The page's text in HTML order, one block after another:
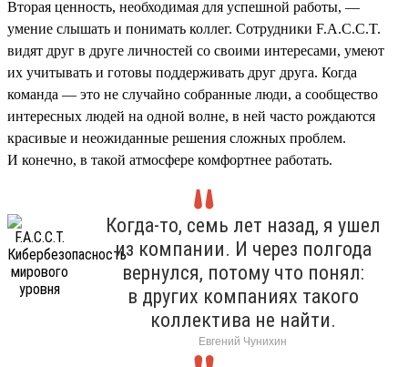
Вторая ценность, необходимая для успешной работы, —
умение слышать и понимать коллег. Сотрудники F.A.C.C.T.
видят друг в друге личностей со своими интересами, умеют
их учитывать и готовы поддерживать друг друга. Когда
команда — это не случайно собранные люди, а сообщество
интересных людей на одной волне, в ней часто рождаются
красивые и неожиданные решения сложных проблем.
И конечно, в такой атмосфере комфортнее работать.
Когда-то, семь лет назад, я ушел
из компании. И через полгода
вернулся, потому что понял:
в других компаниях такого
коллектива не найти.
Евгений Чунихин